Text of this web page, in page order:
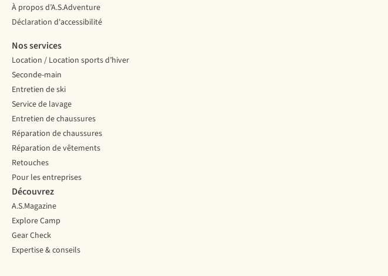
À propos d’A.S.Adventure
Déclaration d'accessibilité
Nos services
Location / Location sports d’hiver
Seconde-main
Entretien de ski
Service de lavage
Entretien de chaussures
Réparation de chaussures
Réparation de vêtements
Retouches
Pour les entreprises
Découvrez
A.S.Magazine
Explore Camp
Gear Check
Expertise & conseils